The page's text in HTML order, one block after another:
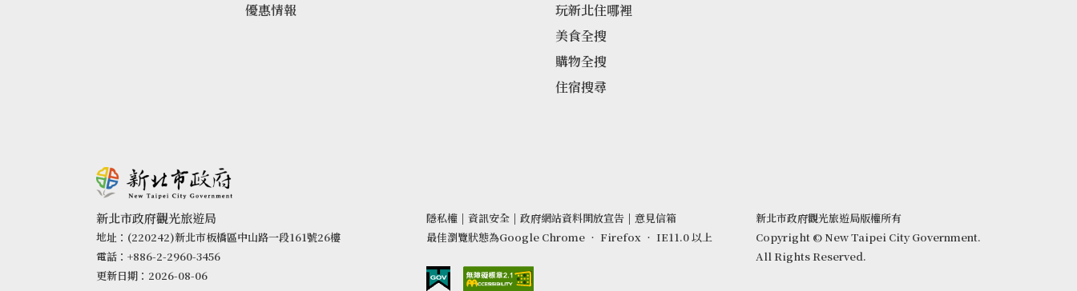
優惠情報
玩新北住哪裡
美食全搜
購物全搜
住宿搜尋
新北市政府觀光旅遊局
地址：(220242)新北市板橋區中山路一段161號26樓
電話：+886-2-2960-3456
更新日期：2026-08-06
隱私權 | 資訊安全 | 政府網站資料開放宣告 | 意見信箱
最佳瀏覽狀態為Google Chrome ‧ Firefox ‧ IE11.0 以上
新北市政府觀光旅遊局版權所有
Copyright © New Taipei City Government.
All Rights Reserved.